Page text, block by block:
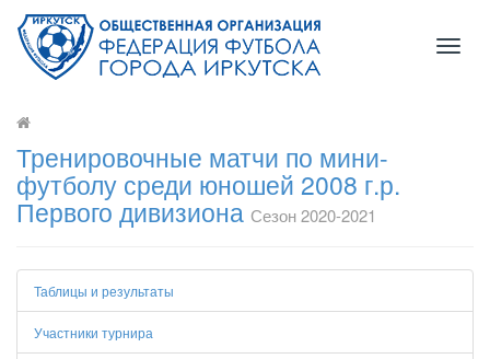
Тренировочные матчи по мини-
футболу среди юношей 2008 г.р.
Первого дивизиона Сезон 2020-2021
Таблицы и результаты
Участники турнира